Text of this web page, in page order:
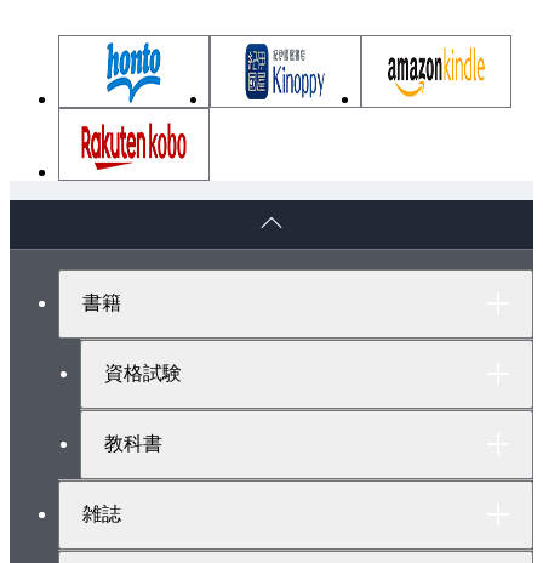
2章 工事担任者規則等・有線電気通信法令・不正ア
クセス禁止法
2.1 工事担任者規則
2.2 端末機器の技術基準適合認定等に関する規則
2.4 有線電気通信設備令
3章 端末設備等規則
3.2 安全性等の端末設備の条件
書籍
資格試験
教科書
雑誌